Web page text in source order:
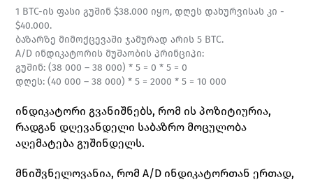
1 BTC-ის ფასი გუშინ $38.000 იყო, დღეს დახურვისას კი -
$40.000.
ბაზარზე მიმოქცევაში ჯამურად არის 5 BTC.
A/D ინდიკატორის მუშაობის პრინციპი:
გუშინ: (38 000 – 38 000) * 5 = 0 * 5 = 0
დღეს: (40 000 – 38 000) * 5 = 2000 * 5 = 10 000
ინდიკატორი გვანიშნებს, რომ ის პოზიტიურია,
რადგან დღევანდელი საბაზრო მოცულობა
აღემატება გუშინდელს.
მნიშვნელოვანია, რომ A/D ინდიკატორთან ერთად,